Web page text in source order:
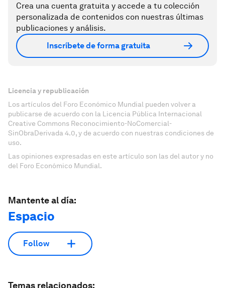
Crea una cuenta gratuita y accede a tu colección
personalizada de contenidos con nuestras últimas
publicaciones y análisis.
Inscríbete de forma gratuita
Licencia y republicación
Los artículos del Foro Económico Mundial pueden volver a
publicarse de acuerdo con la Licencia Pública Internacional
Creative Commons Reconocimiento-NoComercial-
SinObraDerivada 4.0, y de acuerdo con nuestras condiciones de
uso.
Las opiniones expresadas en este artículo son las del autor y no
del Foro Económico Mundial.
Mantente al día:
Espacio
Follow
Temas relacionados: